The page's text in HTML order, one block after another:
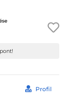
Profil